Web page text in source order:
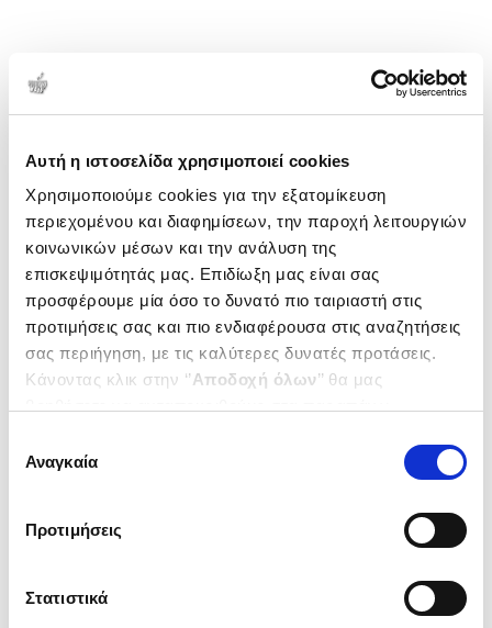
Αυτή η ιστοσελίδα χρησιμοποιεί cookies
Χρησιμοποιούμε cookies για την εξατομίκευση
περιεχομένου και διαφημίσεων, την παροχή λειτουργιών
κοινωνικών μέσων και την ανάλυση της
επισκεψιμότητάς μας. Επιδίωξη μας είναι σας
προσφέρουμε μία όσο το δυνατό πιο ταιριαστή στις
προτιμήσεις σας και πιο ενδιαφέρουσα στις αναζητήσεις
σας περιήγηση, με τις καλύτερες δυνατές προτάσεις.
Κάνοντας κλικ στην ‘’Αποδοχή όλων’’ θα μας
ενδιαφέρουν και να επιλέξετε από τα παρακάτω με την
΄΄και να ενημερωθείτε σχετικά με
συγκατάθεσης
Αναγκαία
Προτιμήσεις
Στατιστικά